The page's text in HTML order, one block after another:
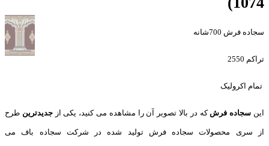
سجاده فرش 700شانه
تراکم 2550
تمام اکرولیک
این سجاده فرش که در بالا تصویر آن را مشاهده می کنید، یکی ازجدیدترین طرح
از سری محصولات سجاده فرش تولید شده در شرکت سجاده باف می